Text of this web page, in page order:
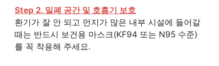
Step 2. 밀폐 공간 및 호흡기 보호
환기가 잘 안 되고 먼지가 많은 내부 시설에 들어갈
때는 반드시 보건용 마스크(KF94 또는 N95 수준)
를 꼭 착용해 주세요.